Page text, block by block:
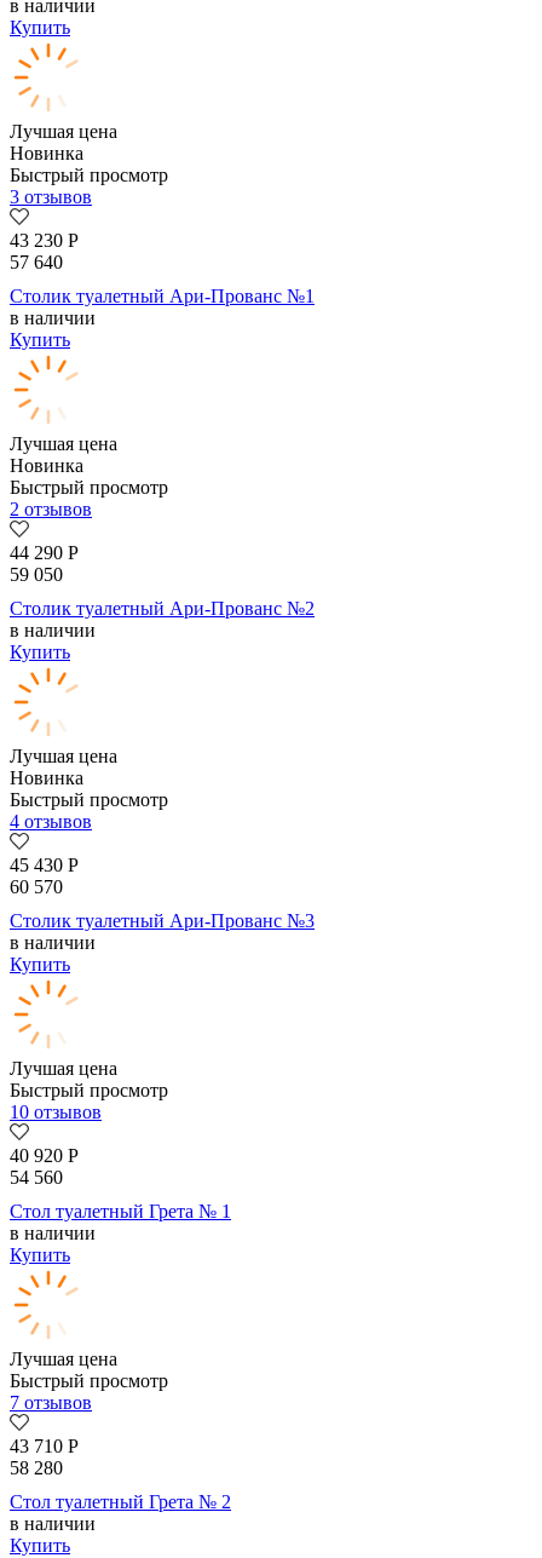
в наличии
Купить
Лучшая цена
Новинка
Быстрый просмотр
3 отзывов
43 230 Р
57 640
Столик туалетный Ари-Прованс №1
в наличии
Купить
Лучшая цена
Новинка
Быстрый просмотр
2 отзывов
44 290 Р
59 050
Столик туалетный Ари-Прованс №2
в наличии
Купить
Лучшая цена
Новинка
Быстрый просмотр
4 отзывов
45 430 Р
60 570
Столик туалетный Ари-Прованс №3
в наличии
Купить
Лучшая цена
Быстрый просмотр
10 отзывов
40 920 Р
54 560
Стол туалетный Грета № 1
в наличии
Купить
Лучшая цена
Быстрый просмотр
7 отзывов
43 710 Р
58 280
Стол туалетный Грета № 2
в наличии
Купить